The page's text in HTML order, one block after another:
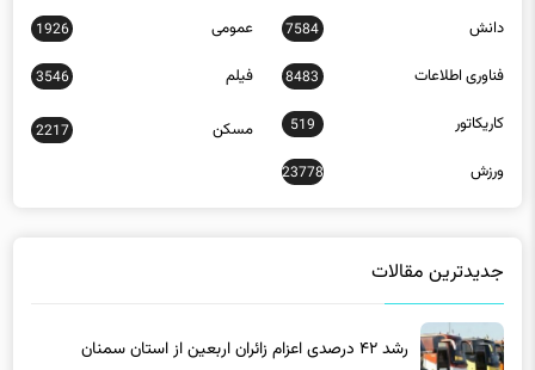
دانش 7584 عمومی 1926
فناوری اطلاعات 8483 فیلم 3546
کاریکاتور 519 مسکن 2217
ورزش 23778
جدیدترین مقالات
رشد ۴۲ درصدی اعزام زائران اربعین از استان سمنان